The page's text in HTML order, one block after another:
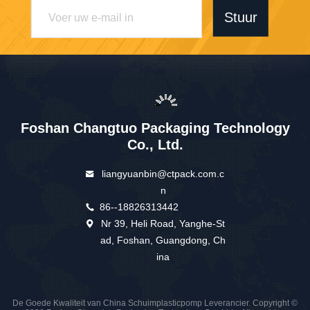
Stuur
Foshan Changtuo Packaging Technology
Co., Ltd.
liangyuanbin@ctpack.com.c
n
86--18826313442
Nr 39, Heli Road, Yanghe-St
ad, Foshan, Guangdong, Ch
ina
De Goede Kwaliteit van China Schuimplasticpomp Leverancier. Copyright ©